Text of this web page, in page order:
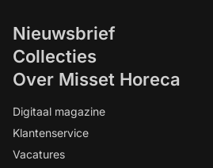
Nieuwsbrief
Collecties
Over Misset Horeca
Digitaal magazine
Klantenservice
Vacatures